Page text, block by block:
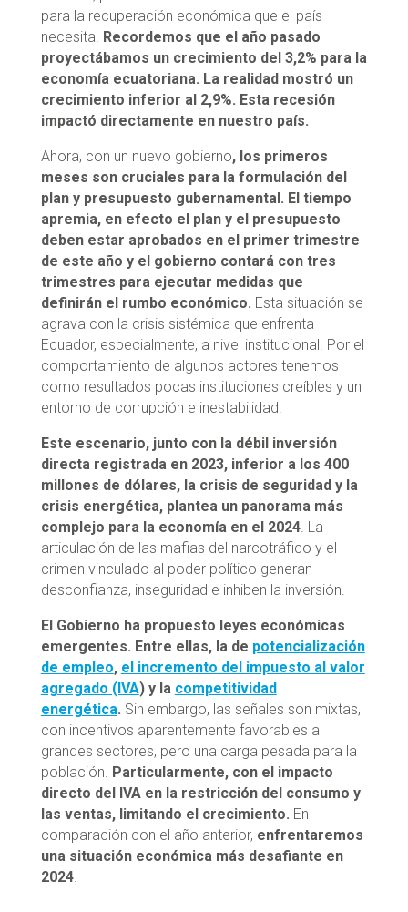
para la recuperación económica que el país
necesita. Recordemos que el año pasado
proyectábamos un crecimiento del 3,2% para la
economía ecuatoriana. La realidad mostró un
crecimiento inferior al 2,9%. Esta recesión
impactó directamente en nuestro país.
Ahora, con un nuevo gobierno, los primeros
meses son cruciales para la formulación del
plan y presupuesto gubernamental. El tiempo
apremia, en efecto el plan y el presupuesto
deben estar aprobados en el primer trimestre
de este año y el gobierno contará con tres
trimestres para ejecutar medidas que
definirán el rumbo económico. Esta situación se
agrava con la crisis sistémica que enfrenta
Ecuador, especialmente, a nivel institucional. Por el
comportamiento de algunos actores tenemos
como resultados pocas instituciones creíbles y un
entorno de corrupción e inestabilidad.
Este escenario, junto con la débil inversión
directa registrada en 2023, inferior a los 400
millones de dólares, la crisis de seguridad y la
crisis energética, plantea un panorama más
complejo para la economía en el 2024. La
articulación de las mafias del narcotráfico y el
crimen vinculado al poder político generan
desconfianza, inseguridad e inhiben la inversión.
El Gobierno ha propuesto leyes económicas
emergentes. Entre ellas, la de potencialización
de empleo, el incremento del impuesto al valor
agregado (IVA) y la competitividad
energética. Sin embargo, las señales son mixtas,
con incentivos aparentemente favorables a
grandes sectores, pero una carga pesada para la
población. Particularmente, con el impacto
directo del IVA en la restricción del consumo y
las ventas, limitando el crecimiento. En
comparación con el año anterior, enfrentaremos
una situación económica más desafiante en
2024.